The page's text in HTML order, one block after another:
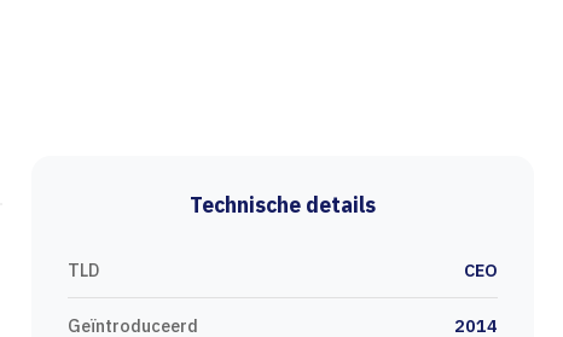
Technische details
TLD CEO
Geïntroduceerd 2014